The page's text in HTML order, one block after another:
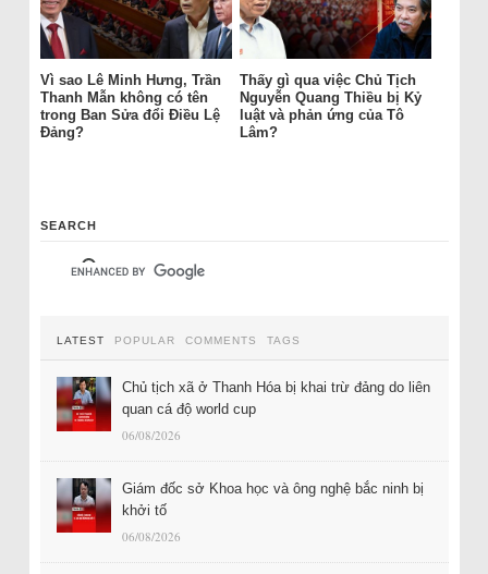
Vì sao Lê Minh Hưng, Trần
Thanh Mẫn không có tên
trong Ban Sửa đổi Điều Lệ
Đảng?
Thấy gì qua việc Chủ Tịch
Nguyễn Quang Thiều bị Kỷ
luật và phản ứng của Tô
Lâm?
SEARCH
LATEST POPULAR COMMENTS TAGS
Chủ tịch xã ở Thanh Hóa bị khai trừ đảng do liên
quan cá độ world cup
06/08/2026
Giám đốc sở Khoa học và ông nghệ bắc ninh bị
khởi tố
06/08/2026